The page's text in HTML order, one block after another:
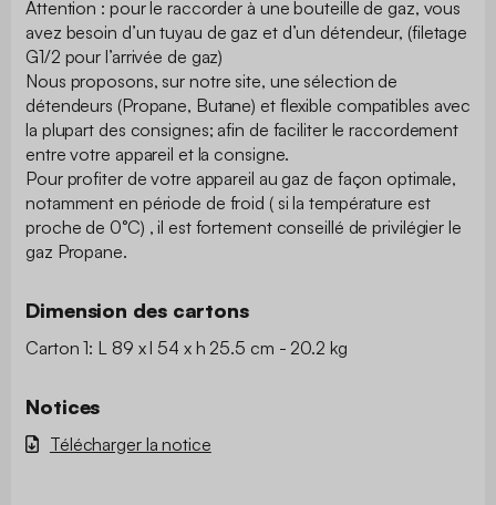
Attention : pour le raccorder à une bouteille de gaz, vous
avez besoin d’un tuyau de gaz et d’un détendeur, (filetage
G1/2 pour l’arrivée de gaz)
Nous proposons, sur notre site, une sélection de
détendeurs (Propane, Butane) et flexible compatibles avec
la plupart des consignes; afin de faciliter le raccordement
entre votre appareil et la consigne.
Pour profiter de votre appareil au gaz de façon optimale,
notamment en période de froid ( si la température est
proche de 0°C) , il est fortement conseillé de privilégier le
gaz Propane.
Dimension des cartons
Carton 1: L 89 x l 54 x h 25.5 cm - 20.2 kg
Notices
Télécharger la notice